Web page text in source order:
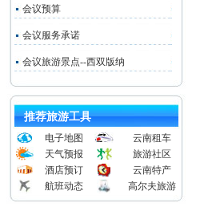
会议预算
会议服务承诺
会议旅游景点--西双版纳
推荐旅游工具
电子地图
云南租车
天气预报
旅游社区
酒店预订
云南特产
航班动态
高尔夫旅游